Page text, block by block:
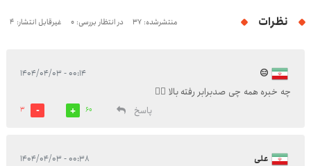
نظرات منتشرشده: 37 در انتظار بررسی: 0 غیرقابل انتشار: 4
😑 ۰۰:۱۴ - ۱۴۰۴/۰۴/۰۳
چه خبره همه چی صدبرابر رفته بالا 🤦‍♀️
پاسخ
60
3
علی ۰۰:۳۸ - ۱۴۰۴/۰۴/۰۳